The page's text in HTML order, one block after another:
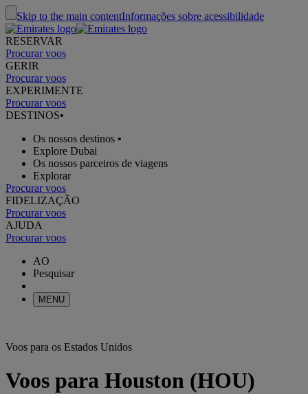
Skip to the main contentInformações sobre acessibilidade
RESERVAR
Procurar voos
GERIR
Procurar voos
EXPERIMENTE
Procurar voos
DESTINOS•
Os nossos destinos •
Explore Dubai
Os nossos parceiros de viagens
Explorar
Procurar voos
FIDELIZAÇÃO
Procurar voos
AJUDA
Procurar voos
AO
Pesquisar
MENU
Voos para os Estados Unidos
Voos para Houston (HOU)